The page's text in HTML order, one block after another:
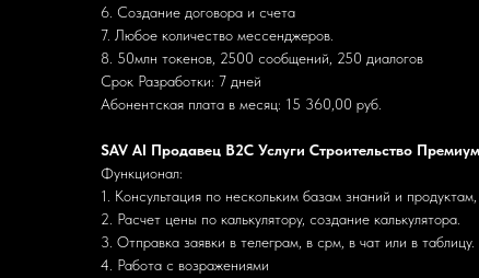
6. Создание договора и счета
7. Любое количество мессенджеров.
8. 50млн токенов, 2500 сообщений, 250 диалогов
Срок Разработки: 7 дней
Абонентская плата в месяц: 15 360,00 руб.
SAV AI Продавец B2C Услуги Строительство Премиум
Функционал:
1. Консультация по нескольким базам знаний и
2. Расчет цены по калькулятору, создание калькулятора.
3. Отправка заявки в телеграм, в срм, в чат или в
4. Работа с возражениями